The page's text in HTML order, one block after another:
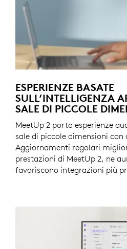
ESPERIENZE BASATE
SULL’INTELLIGENZA
SALE DI PICCOLE
MeetUp 2 porta esperienze
sale di piccole dimensioni con
Aggiornamenti regolari
prestazioni di MeetUp 2, ne
favoriscono integrazioni più